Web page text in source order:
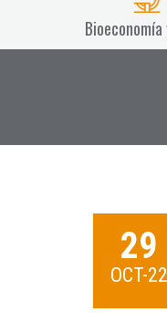
Bioeconomía
29
OCT-22